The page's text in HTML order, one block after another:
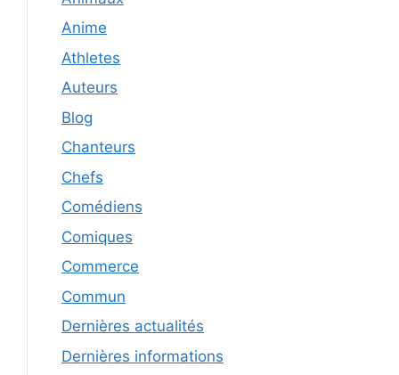
Anime
Athletes
Auteurs
Blog
Chanteurs
Chefs
Comédiens
Comiques
Commerce
Commun
Dernières actualités
Dernières informations